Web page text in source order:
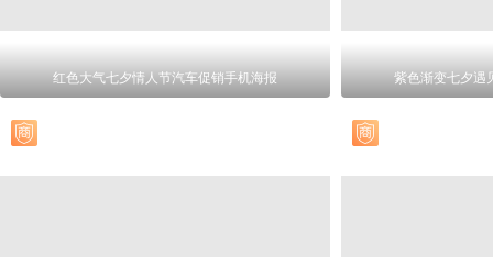
红色大气七夕情人节汽车促销手机海报 紫色渐变七夕遇